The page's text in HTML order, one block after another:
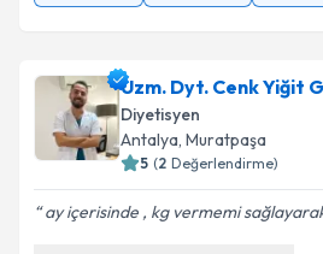
Uzm. Dyt. Cenk Yiğit
Diyetisyen
Antalya, Muratpaşa
5 (2 Değerlendirme)
ay içerisinde , kg vermemi